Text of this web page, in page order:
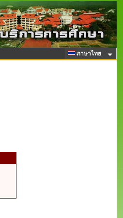
ภาษาไทย